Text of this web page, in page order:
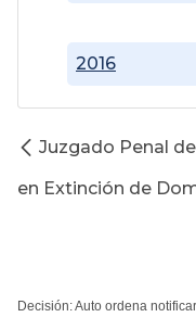
2016
Juzgado Penal
en Extinción de
Decisión: Auto ordena